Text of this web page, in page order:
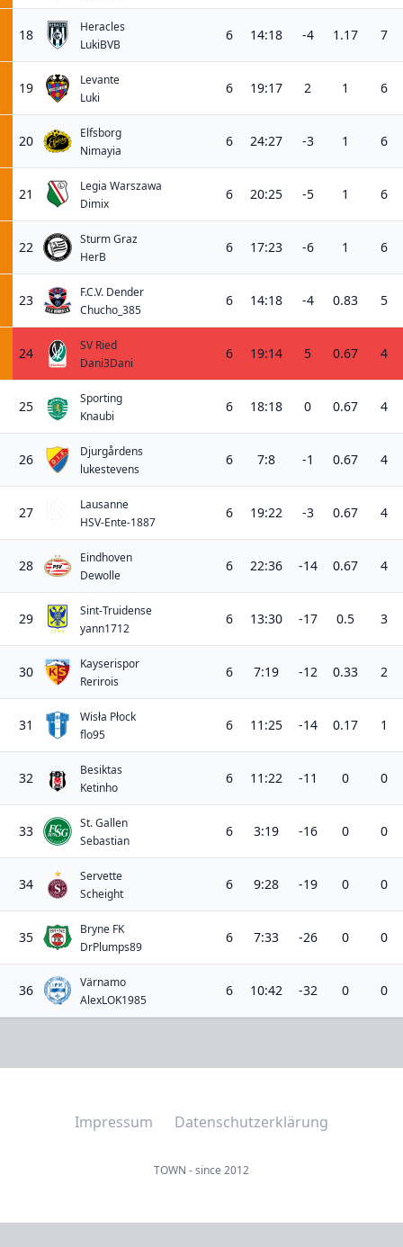
18
Heracles
LukiBVB
6 14:18 -4 1.17 7
19
Levante
Luki
6 19:17 2 1 6
20
Elfsborg
Nimayia
6 24:27 -3 1 6
21
Legia Warszawa
Dimix
6 20:25 -5 1 6
22
Sturm Graz
HerB
6 17:23 -6 1 6
23
F.C.V. Dender
Chucho_385
6 14:18 -4 0.83 5
24
SV Ried
Dani3Dani
6 19:14 5 0.67 4
25
Sporting
Knaubi
6 18:18 0 0.67 4
26
Djurgårdens
lukestevens
6 7:8 -1 0.67 4
27
Lausanne
HSV-Ente-1887
6 19:22 -3 0.67 4
28
Eindhoven
Dewolle
6 22:36 -14 0.67 4
29
Sint-Truidense
yann1712
6 13:30 -17 0.5 3
30
Kayserispor
Rerirois
6 7:19 -12 0.33 2
31
Wisła Płock
flo95
6 11:25 -14 0.17 1
32
Besiktas
Ketinho
6 11:22 -11 0 0
33
St. Gallen
Sebastian
6 3:19 -16 0 0
34
Servette
Scheight
6 9:28 -19 0 0
35
Bryne FK
DrPlumps89
6 7:33 -26 0 0
36
Värnamo
AlexLOK1985
6 10:42 -32 0 0
Impressum Datenschutzerklärung
TOWN - since 2012